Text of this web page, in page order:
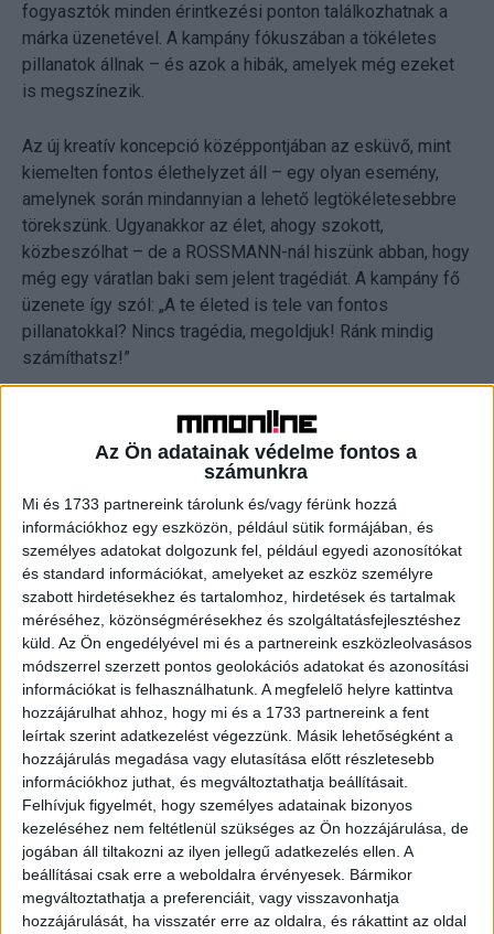
Az Ön adatainak védelme fontos a
számunkra
Mi és 1733 partnereink tárolunk és/vagy férünk hozzá
információkhoz egy eszközön, például sütik formájában, és
személyes adatokat dolgozunk fel, például egyedi azonosítókat
és standard információkat, amelyeket az eszköz személyre
szabott hirdetésekhez és tartalomhoz, hirdetések és tartalmak
méréséhez, közönségmérésekhez és szolgáltatásfejlesztéshez
küld. Az Ön engedélyével mi és a partnereink eszközleolvasásos
módszerrel szerzett pontos geolokációs adatokat és azonosítási
információkat is felhasználhatunk. A megfelelő helyre kattintva
hozzájárulhat ahhoz, hogy mi és a 1733 partnereink a fent
leírtak szerint adatkezelést végezzünk. Másik lehetőségként a
hozzájárulás megadása vagy elutasítása előtt részletesebb
információkhoz juthat, és megváltoztathatja beállításait.
Felhívjuk figyelmét, hogy személyes adatainak bizonyos
kezeléséhez nem feltétlenül szükséges az Ön hozzájárulása, de
jogában áll tiltakozni az ilyen jellegű adatkezelés ellen. A
beállításai csak erre a weboldalra érvényesek. Bármikor
megváltoztathatja a preferenciáit, vagy visszavonhatja
hozzájárulását, ha visszatér erre az oldalra, és rákattint az oldal
fogyasztók minden érintkezési ponton találkozhatnak a
márka üzenetével. A kampány fókuszában a tökéletes
pillanatok állnak – és azok a hibák, amelyek még ezeket
is megszínezik.
Az új kreatív koncepció középpontjában az esküvő, mint
kiemelten fontos élethelyzet áll – egy olyan esemény,
amelynek során mindannyian a lehető legtökéletesebbre
törekszünk. Ugyanakkor az élet, ahogy szokott,
közbeszólhat – de a ROSSMANN-nál hiszünk abban, hogy
még egy váratlan baki sem jelent tragédiát. A kampány fő
üzenete így szól: „A te életed is tele van fontos
pillanatokkal? Nincs tragédia, megoldjuk! Ránk mindig
számíthatsz!”
OLVASTA MÁR?
Újfajta visszaváltó automata jelent meg Magyarországon